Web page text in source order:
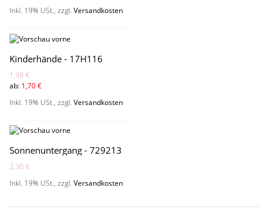
Inkl. 19% USt.,zzgl.Versandkosten
Kinderhände - 17H116
1,98 €
ab: 1,70 €
Inkl. 19% USt.,zzgl.Versandkosten
Sonnenuntergang - 729213
2,30 €
Inkl. 19% USt.,zzgl.Versandkosten